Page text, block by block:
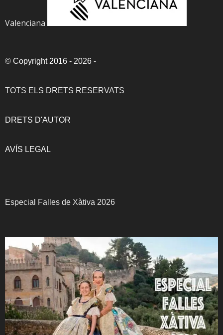
Valenciana
© Copyright 2016 - 2026 -
TOTS ELS DRETS RESERVATS
DRETS D'AUTOR
AVÍS LEGAL
Especial Falles de Xàtiva 2026